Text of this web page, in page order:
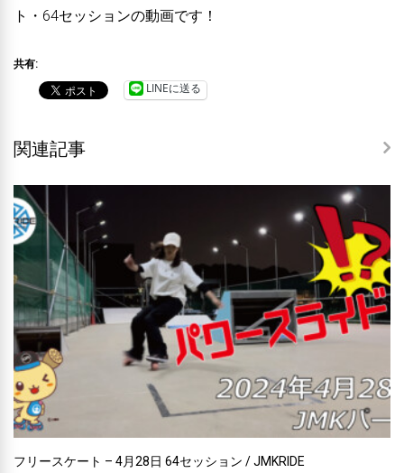
ト・64セッションの動画です！
共有:
LINEに送る
関連記事
フリースケート – 4月28日 64セッション / JMKRIDE